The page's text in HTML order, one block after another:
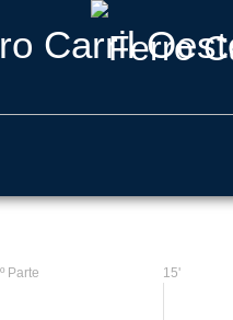
Carril
Parte 15'